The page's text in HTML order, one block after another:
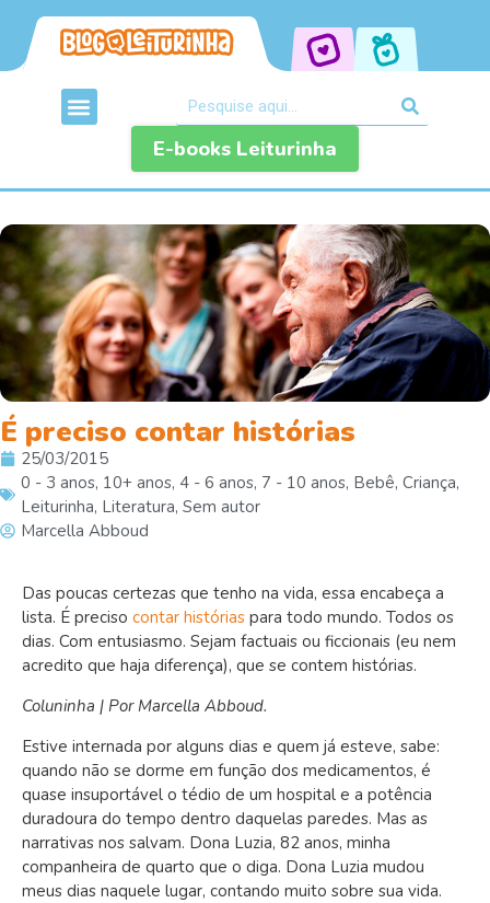
E-books Leiturinha
É preciso contar histórias
25/03/2015
0 - 3 anos, 10+ anos, 4 - 6 anos, 7 - 10 anos, Bebê, Criança,
Leiturinha, Literatura, Sem autor
Marcella Abboud
Das poucas certezas que tenho na vida, essa encabeça a
lista. É preciso contar histórias para todo mundo. Todos os
dias. Com entusiasmo. Sejam factuais ou ficcionais (eu nem
acredito que haja diferença), que se contem histórias.
Coluninha | Por Marcella Abboud.
Estive internada por alguns dias e quem já esteve, sabe:
quando não se dorme em função dos medicamentos, é
quase insuportável o tédio de um hospital e a potência
duradoura do tempo dentro daquelas paredes. Mas as
narrativas nos salvam. Dona Luzia, 82 anos, minha
companheira de quarto que o diga. Dona Luzia mudou
meus dias naquele lugar, contando muito sobre sua vida.